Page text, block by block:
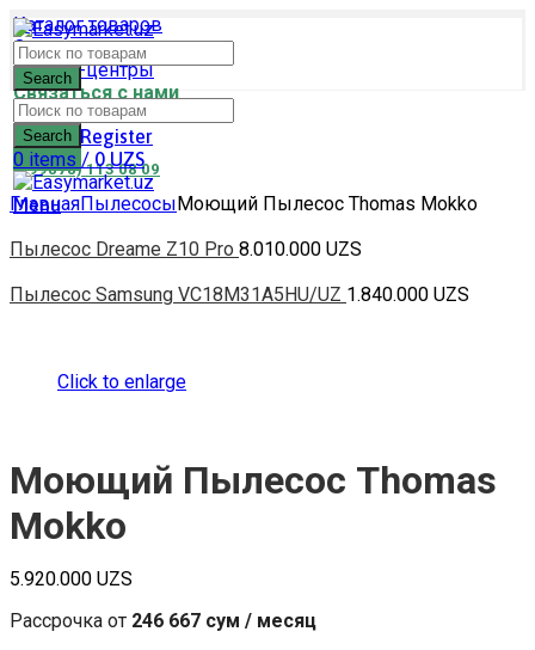
Каталог товаров
Оплата и доставка
Сервис-центры
Связаться с нами
(+99878) 113 08 09
Search
Login / Register
0 items / 0UZS
Menu
Search
ГлавнаяПылесосыМоющий Пылесос Thomas Mokko
Пылесос Dreame Z10 Pro 8.010.000 UZS
Пылесос Samsung VC18M31A5HU/UZ 1.840.000 UZS
Click to enlarge
Моющий Пылесос Thomas
Mokko
5.920.000 UZS
Рассрочка от 246 667 сум / месяц